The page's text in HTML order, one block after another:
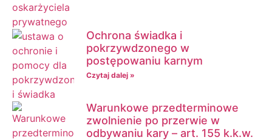
Ochrona świadka i
pokrzywdzonego w
postępowaniu karnym
Czytaj dalej »
Warunkowe przedterminowe
zwolnienie po przerwie w
odbywaniu kary – art. 155 k.k.w.